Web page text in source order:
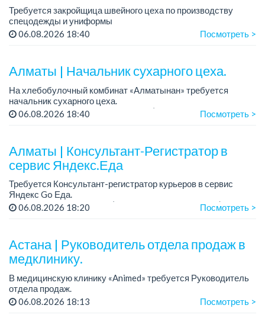
Требуется закройщица швейного цеха по производству
спецодежды и униформы
Рабочий день с 9:00 до 18:00
06.08.2026 18:40 Посмотреть >
Алматы | Начальник сухарного цеха.
На хлебобулочный комбинат «Алматынан» требуется
начальник сухарного цеха.
Зарплата: от 300 000 тенге на руки (обсуждается на
Требования: оп...
06.08.2026 18:40 Посмотреть >
Алматы | Консультант-Регистратор в
сервис Яндекс.Еда
Требуется Консультант-регистратор курьеров в сервис
Яндекс Go Еда.
Условия: работа в офисе (Абылай хана - Макатаева).
06.08.2026 18:20 Посмотреть >
Астана | Руководитель отдела продаж в
медклинику.
В медицинскую клинику «Animed» требуется Руководитель
отдела продаж.
Зарплата: от 1 200 000 тенге в месяц.
06.08.2026 18:13 Посмотреть >